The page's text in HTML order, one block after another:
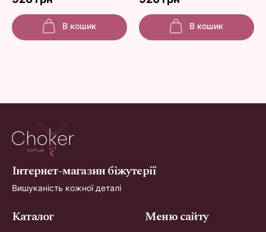
В кошик В кошик
Інтернет-магазин біжутерії
Вишуканість кожної деталі
Каталог Меню сайту